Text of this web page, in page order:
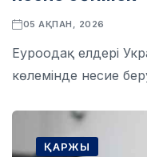
05 АҚПАН, 2026
Еуроодақ елдері
көлемінде несие
ҚАРЖЫ